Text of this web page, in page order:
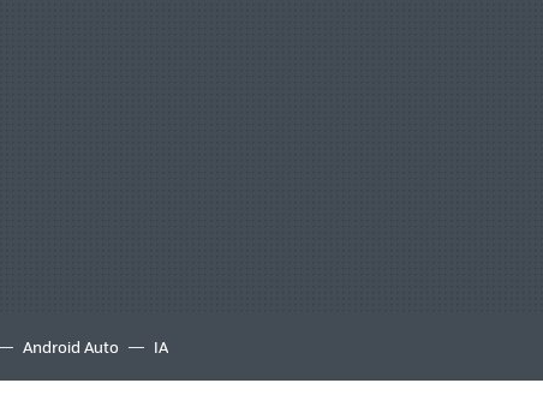
Android Auto IA